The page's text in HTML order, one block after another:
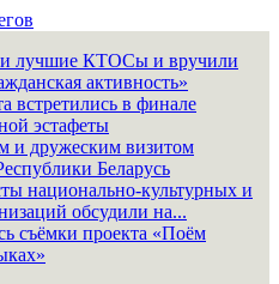
лучшие КТОСы и вручили
активность»
встретились в финале
эстафеты
и дружеским визитом
Беларусь
национально-культурных и
обсудили на...
съёмки проекта «Поём